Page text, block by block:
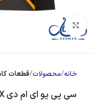
بزرگنمایی تصویر
خانه محصولات قطعات
سی پی یو ای ام دی AMD RYZEN 5 9600X